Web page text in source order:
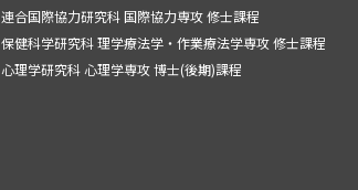
連合国際協力研究科 国際協力専攻 修士課程
保健科学研究科 理学療法学・作業療法学専攻 修士課程
心理学研究科 心理学専攻 博士(後期)課程